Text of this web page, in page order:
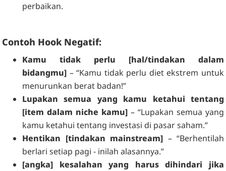
perbaikan.
Contoh Hook Negatif:
Kamu tidak perlu [hal/tindakan dalam
bidangmu] – “Kamu tidak perlu diet ekstrem untuk
menurunkan berat badan!”
Lupakan semua yang kamu ketahui tentang
[item dalam niche kamu] – “Lupakan semua yang
kamu ketahui tentang investasi di pasar saham.”
Hentikan [tindakan mainstream] – “Berhentilah
berlari setiap pagi - inilah alasannya.”
[angka] kesalahan yang harus dihindari jika